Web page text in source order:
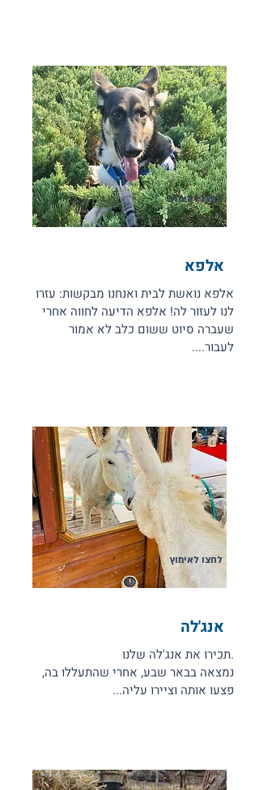
לחצו לאימוץ
אלפא
אלפא נואשת לבית ואנחנו מבקשות: עזרו
לנו לעזור לה! אלפא הדיעה לחווה אחרי
שעברה סיוט ששום כלב לא אמור
לעבור....
לחצו לאימוץ
אנג'לה
.תכירו את אנג'לה שלנו
נמצאה בבאר שבע, אחרי שהתעללו בה,
פצעו אותה וציירו עליה...